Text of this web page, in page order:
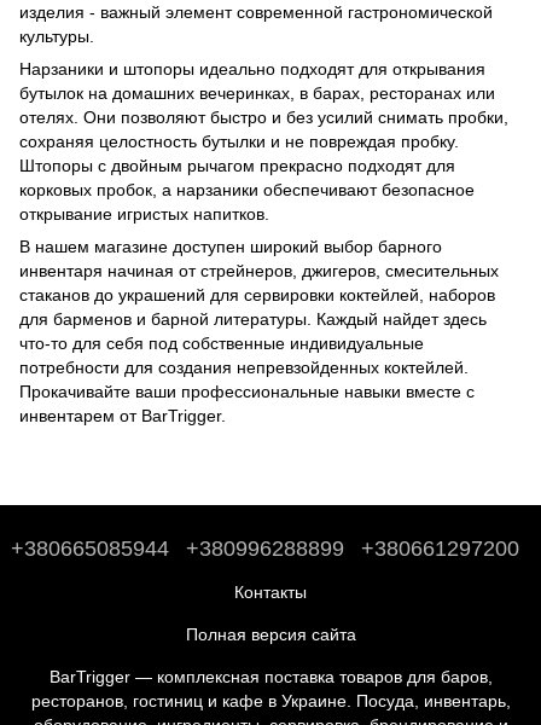
изделия - важный элемент современной гастрономической
культуры.
Нарзаники и штопоры идеально подходят для открывания
бутылок на домашних вечеринках, в барах, ресторанах или
отелях. Они позволяют быстро и без усилий снимать пробки,
сохраняя целостность бутылки и не повреждая пробку.
Штопоры с двойным рычагом прекрасно подходят для
корковых пробок, а нарзаники обеспечивают безопасное
открывание игристых напитков.
В нашем магазине доступен широкий выбор барного
инвентаря начиная от стрейнеров, джигеров, смесительных
стаканов до украшений для сервировки коктейлей, наборов
для барменов и барной литературы. Каждый найдет здесь
что-то для себя под собственные индивидуальные
потребности для создания непревзойденных коктейлей.
Прокачивайте ваши профессиональные навыки вместе с
инвентарем от BarTrigger.
+380665085944 +380996288899 +380661297200
Контакты
Полная версия сайта
BarTrigger — комплексная поставка товаров для баров,
ресторанов, гостиниц и кафе в Украине. Посуда, инвентарь,